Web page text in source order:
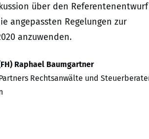
über den Referentenentwurf
angepassten Regelungen zur
anzuwenden.
Raphael Baumgartner
Rechtsanwälte und